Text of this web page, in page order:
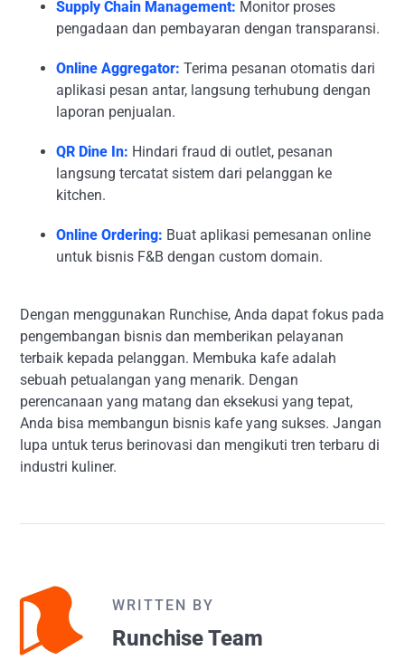
Supply Chain Management: Monitor proses
pengadaan dan pembayaran dengan transparansi.
Online Aggregator: Terima pesanan otomatis dari
aplikasi pesan antar, langsung terhubung dengan
laporan penjualan.
QR Dine In: Hindari fraud di outlet, pesanan
langsung tercatat sistem dari pelanggan ke
kitchen.
Online Ordering: Buat aplikasi pemesanan online
untuk bisnis F&B dengan custom domain.
Dengan menggunakan Runchise, Anda dapat fokus pada
pengembangan bisnis dan memberikan pelayanan
terbaik kepada pelanggan. Membuka kafe adalah
sebuah petualangan yang menarik. Dengan
perencanaan yang matang dan eksekusi yang tepat,
Anda bisa membangun bisnis kafe yang sukses. Jangan
lupa untuk terus berinovasi dan mengikuti tren terbaru di
industri kuliner.
WRITTEN BY
Runchise Team